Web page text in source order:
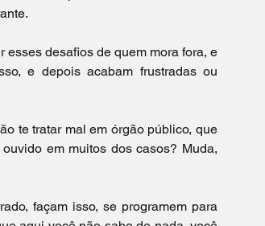
esses desafios de quem mora fora, e
e depois acabam frustradas ou
te tratar mal em órgão público, que
em muitos dos casos? Muda,
façam isso, se programem para